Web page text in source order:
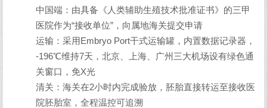
中国端：由具备《人类辅助生殖技术批准证书》的三甲
医院作为“接收单位”，向属地海关提交申请
运输：采用Embryo Port干式运输罐，内置数据记录器，
-196℃维持7天，北京、上海、广州三大机场设有绿色通
关窗口，免X光
清关：海关在2小时内完成验放，胚胎直接转运至接收医
院胚胎室，全程温控可追溯